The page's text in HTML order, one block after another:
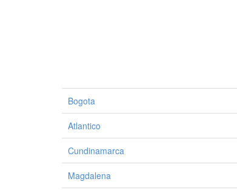
Bogota
Atlantico
Cundinamarca
Magdalena